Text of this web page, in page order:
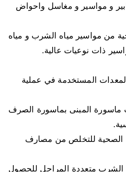
و مواسير و مغاسل واحواض
من مواسير مياه الشرب و مياه
ذات نوعيات عالية.
المستخدمة في عملية
المبنى بماسورة الصرف
الصحية للتخلص من مصارف
الشرب متعددة المراحل للحصول